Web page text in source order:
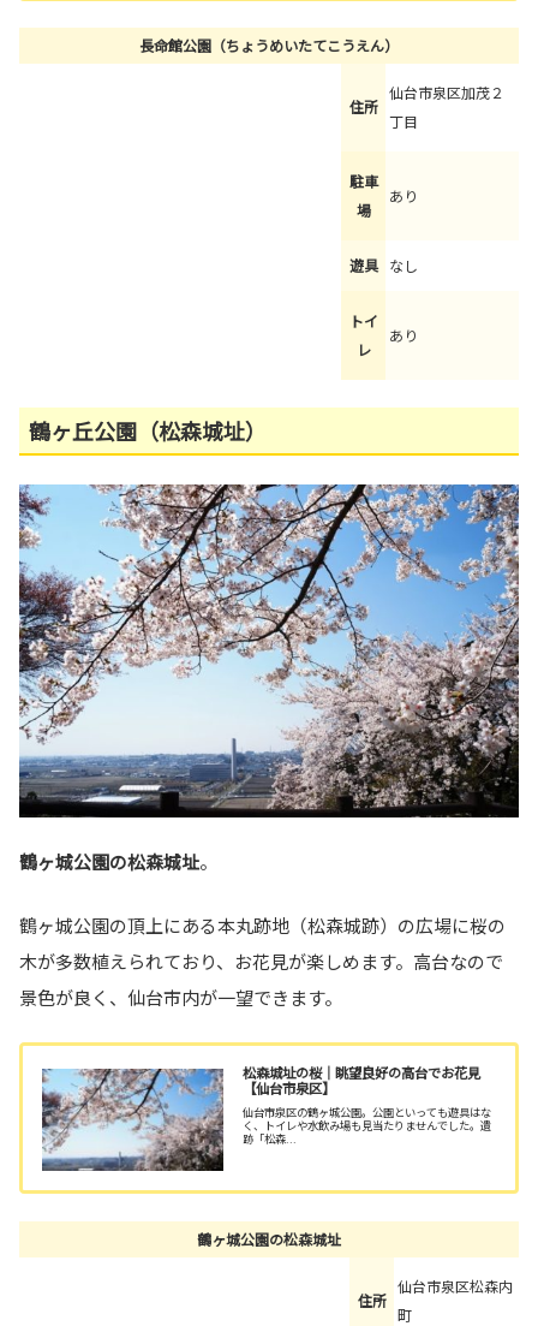
長命館公園（ちょうめいたてこうえん）
住所
仙台市泉区加茂２
丁目
駐車
場
あり
遊具 なし
トイ
レ
あり
鶴ヶ丘公園（松森城址）
鶴ヶ城公園の松森城址。
鶴ヶ城公園の頂上にある本丸跡地（松森城跡）の広場に桜の
木が多数植えられており、お花見が楽しめます。高台なので
景色が良く、仙台市内が一望できます。
松森城址の桜｜眺望良好の高台でお花見
【仙台市泉区】
仙台市泉区の鶴ヶ城公園。公園といっても遊具はな
く、トイレや水飲み場も見当たりませんでした。遺
跡「松森...
鶴ヶ城公園の松森城址
住所
仙台市泉区松森内
町